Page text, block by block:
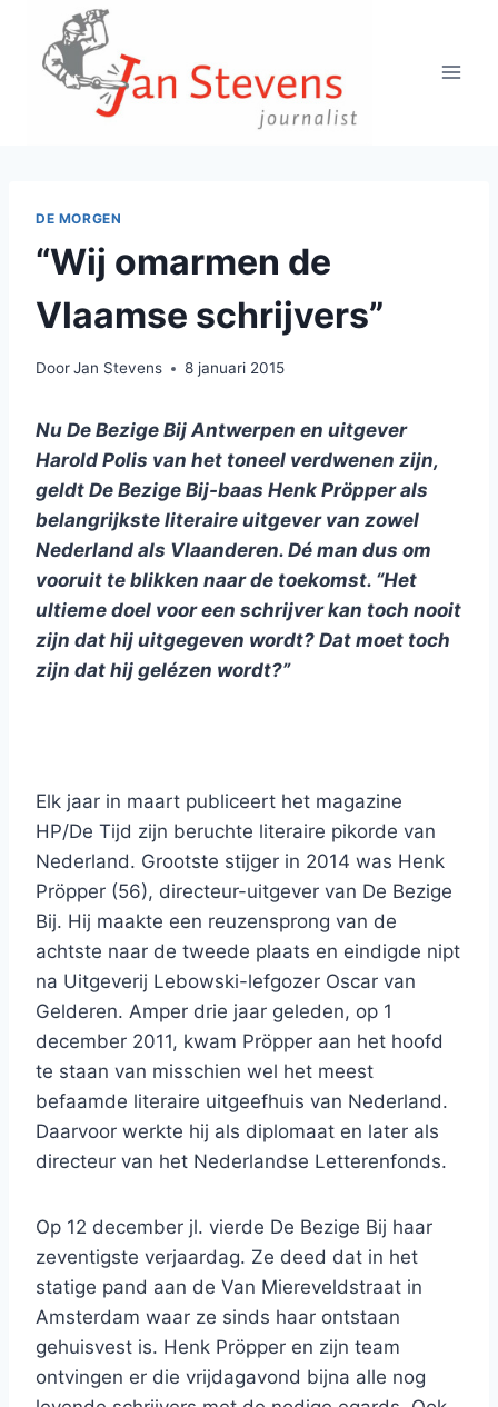
Doorgaan
inhoud
DE MORGEN
“Wij omarmen de
Vlaamse schrijvers”
DoorJan Stevens 8 januari 2015
Nu De Bezige Bij Antwerpen en uitgever
Harold Polis van het toneel verdwenen zijn,
geldt De Bezige Bij-baas Henk Pröpper als
belangrijkste literaire uitgever van zowel
Nederland als Vlaanderen. Dé man dus om
vooruit te blikken naar de toekomst. “Het
ultieme doel voor een schrijver kan toch nooit
zijn dat hij uitgegeven wordt? Dat moet toch
zijn dat hij gelézen wordt?”
Elk jaar in maart publiceert het magazine
HP/De Tijd zijn beruchte literaire pikorde van
Nederland. Grootste stijger in 2014 was Henk
Pröpper (56), directeur-uitgever van De Bezige
Bij. Hij maakte een reuzensprong van de
achtste naar de tweede plaats en eindigde nipt
na Uitgeverij Lebowski-lefgozer Oscar van
Gelderen. Amper drie jaar geleden, op 1
december 2011, kwam Pröpper aan het hoofd
te staan van misschien wel het meest
befaamde literaire uitgeefhuis van Nederland.
Daarvoor werkte hij als diplomaat en later als
directeur van het Nederlandse Letterenfonds.
Op 12 december jl. vierde De Bezige Bij haar
zeventigste verjaardag. Ze deed dat in het
statige pand aan de Van Miereveldstraat in
Amsterdam waar ze sinds haar ontstaan
gehuisvest is. Henk Pröpper en zijn team
ontvingen er die vrijdagavond bijna alle nog